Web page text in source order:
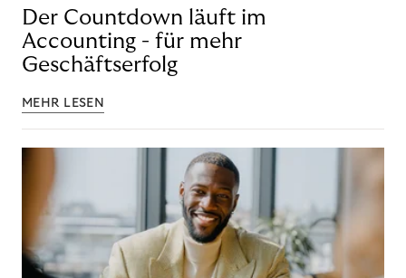
Der Countdown läuft im
Accounting - für mehr
Geschäftserfolg
MEHR LESEN